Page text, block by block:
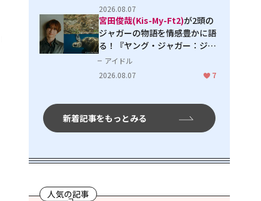
2026.08.07
宮田俊哉(Kis-My-Ft2)が2頭の
ジャガーの物語を情感豊かに語
る！『ヤング・ジャガー：ジャ
ングル王への道』『ジャガーと
ウミガメの物語：熱帯林の守護
アイドル
2026.08.07
7
新着記事をもっとみる
人気の記事